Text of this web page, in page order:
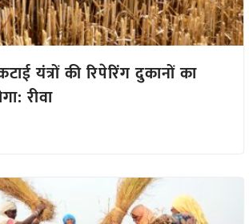
यंत्रों की रिपेरिंग दुकानों का
रीवा